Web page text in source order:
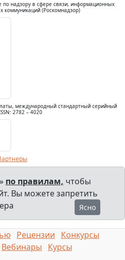
по надзору в сфере связи, информационных
коммуникаций (Роскомнадзор)
международный стандартный серийный
2782 – 4020
по правилам, чтобы
Вы можете запретить
Ясно
Рецензии
Конкурсы
Вебинары Курсы